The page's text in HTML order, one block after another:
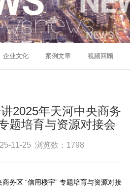
企业文化 案例文章 视频回顾
2025年天河中央商务
题培育与资源对接会
11-25 浏览数：1798
务区 “信用楼宇” 专题培育与资源对接